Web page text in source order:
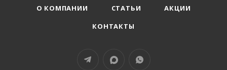
О КОМПАНИИ
СТАТЬИ
АКЦИИ
КОНТАКТЫ